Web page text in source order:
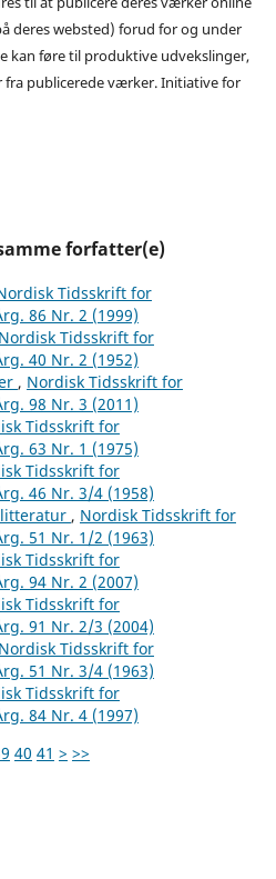
deres websted) forud for og under
kan føre til produktive udvekslinger,
publicerede værker. Initiative for
forfatter(e)
Tidsskrift for
86 Nr. 2 (1999)
Nordisk Tidsskrift for
40 Nr. 2 (1952)
, Nordisk Tidsskrift for
98 Nr. 3 (2011)
Tidsskrift for
63 Nr. 1 (1975)
Tidsskrift for
46 Nr. 3/4 (1958)
, Nordisk Tidsskrift for
51 Nr. 1/2 (1963)
Tidsskrift for
94 Nr. 2 (2007)
Tidsskrift for
91 Nr. 2/3 (2004)
Nordisk Tidsskrift for
51 Nr. 3/4 (1963)
Tidsskrift for
84 Nr. 4 (1997)
40 41 > >>